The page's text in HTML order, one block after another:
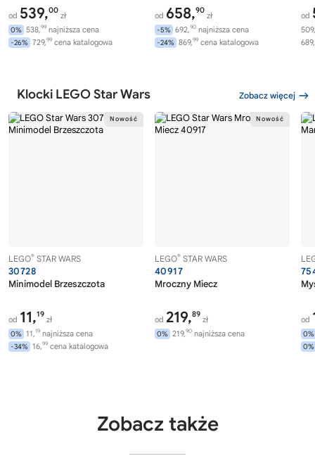
od 539,00
zł
0% 538,99 najniższa cena
-26% 729,99 cena katalogowa
od 658,90
zł
-5% 692,90 najniższa cena
-24% 869,99 cena katalogowa
od
509,
689,
Klocki LEGO Star Wars Zobacz więcej
LEGO® STAR WARS
30728
Minimodel Brzeszczota
od 11,19
zł
0% 11,19 najniższa cena
-34% 16,99 cena katalogowa
LEGO® STAR WARS
40917
Mroczny Miecz
od 219,89
zł
0% 219,90 najniższa cena
od
0%
0%
Zobacz także